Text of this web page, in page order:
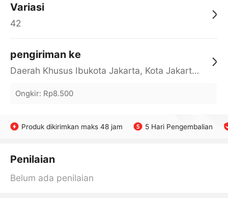
Variasi
42
pengiriman ke
Daerah Khusus Ibukota Jakarta, Kota Jakarta Barat, Cengkareng, yy
Ongkir: Rp8.500
Produk dikirimkan maks 48 jam 5 Hari Pengembalian
Penilaian
Belum ada penilaian